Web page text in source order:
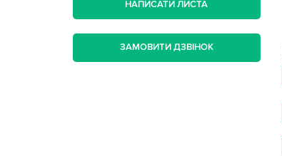
НАПИСАТИ ЛИСТА
ЗАМОВИТИ ДЗВІНОК